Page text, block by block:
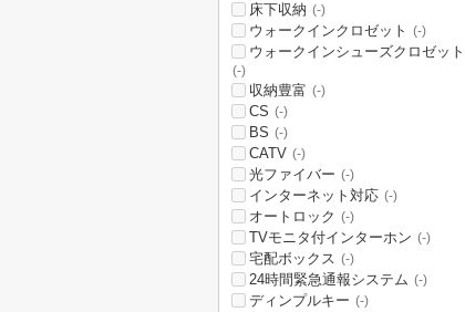
床下収納 (-)
ウォークインクロゼット (-)
ウォークインシューズクロゼット
(-)
収納豊富 (-)
CS (-)
BS (-)
CATV (-)
光ファイバー (-)
インターネット対応 (-)
オートロック (-)
TVモニタ付インターホン (-)
宅配ボックス (-)
24時間緊急通報システム (-)
ディンプルキー (-)